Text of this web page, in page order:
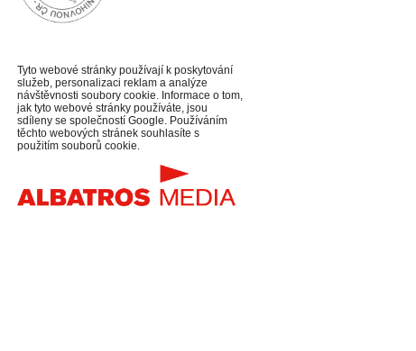
Tyto webové stránky používají k poskytování
služeb, personalizaci reklam a analýze
návštěvnosti soubory cookie. Informace o tom,
jak tyto webové stránky používáte, jsou
sdíleny se společností Google. Používáním
těchto webových stránek souhlasíte s
použitím souborů cookie.